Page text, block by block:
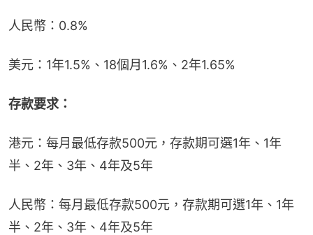
人民幣：0.8%
美元：1年1.5%、18個月1.6%、2年1.65%
存款要求：
港元：每月最低存款500元，存款期可選1年、1年
半、2年、3年、4年及5年
人民幣：每月最低存款500元，存款期可選1年、1年
半、2年、3年、4年及5年